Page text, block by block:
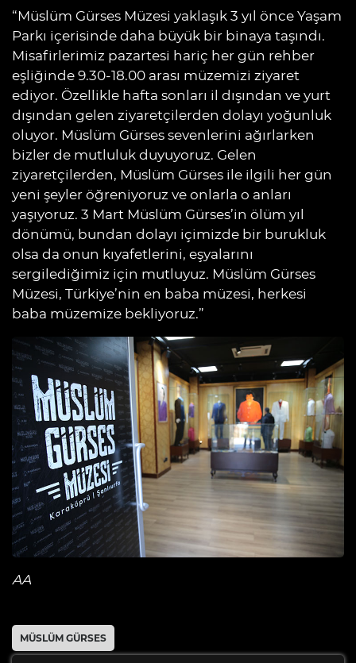
“Müslüm Gürses Müzesi yaklaşık 3 yıl önce Yaşam
Parkı içerisinde daha büyük bir binaya taşındı.
Misafirlerimiz pazartesi hariç her gün rehber
eşliğinde 9.30-18.00 arası müzemizi ziyaret
ediyor. Özellikle hafta sonları il dışından ve yurt
dışından gelen ziyaretçilerden dolayı yoğunluk
oluyor. Müslüm Gürses sevenlerini ağırlarken
bizler de mutluluk duyuyoruz. Gelen
ziyaretçilerden, Müslüm Gürses ile ilgili her gün
yeni şeyler öğreniyoruz ve onlarla o anları
yaşıyoruz. 3 Mart Müslüm Gürses’in ölüm yıl
dönümü, bundan dolayı içimizde bir burukluk
olsa da onun kıyafetlerini, eşyalarını
sergilediğimiz için mutluyuz. Müslüm Gürses
Müzesi, Türkiye’nin en baba müzesi, herkesi
baba müzemize bekliyoruz.”
AA
MÜSLÜM GÜRSES